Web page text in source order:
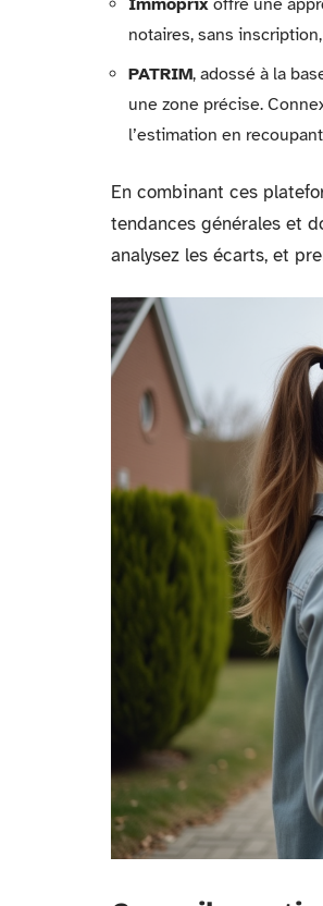
notaires, sans
PATRIM, adossé à la
une zone précise.
l’estimation en
En combinant ces
tendances générales et
analysez les écarts, et